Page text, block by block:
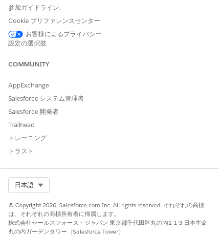
カーエンティティとして定義できます。これは、適切な履行ワー
ートを提供できるため、IT サービスにとって非常に重要なステッ
プです。たとえば、ラップトップの要求などの標準要求のサービ
ス要求レコード、請求の紛争などの問い合わせのケースレコー
コードを使用して、適切なサポートを提供できます。
受入フォーム設定
カタログでは、ユーザーから必要なすべての情報を収集するため
の画面フローまたは OmniScript を介した構造化された取り込み
がサポートされています。この受入により、効率的なトリアージ
と履行のために正確なデータキャプチャされます。
履行フロー
プロセスの複雑さに応じて、フローまたはフローオーケストレー
ターを使用して自動履行をサービスプロセスに含めることができ
ます。このフローは、複数ステップの IT サービス提供ワークフロ
Knowledge Article Association (ナレッジ記事の関連付
け)
参加ガイドライン:
Cookie プリファレンスセンター
お客様によるプライバシー
設定の選択肢
COMMUNITY
AppExchange
Salesforce システム管理者
Salesforce 開発者
Trailhead
トレーニング
トラスト
日本語
© Copyright 2026, Salesforce.com Inc. All rights reserved. それぞれの商標
は、それぞれの商標所有者に帰属します。
株式会社セールスフォース・ジャパン 東京都千代田区丸の内1-1-3 日本生命
丸の内ガーデンタワー（Salesforce Tower）